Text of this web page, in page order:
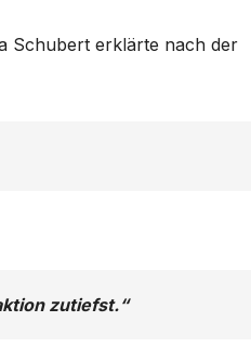
Schubert erklärte nach der
zutiefst.“